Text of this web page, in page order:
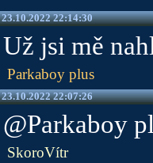
23.10.2022 22:14:30
Už jsi mě
Parkaboy plus
23.10.2022 22:07:26
@Parkaboy
SkoroVítr